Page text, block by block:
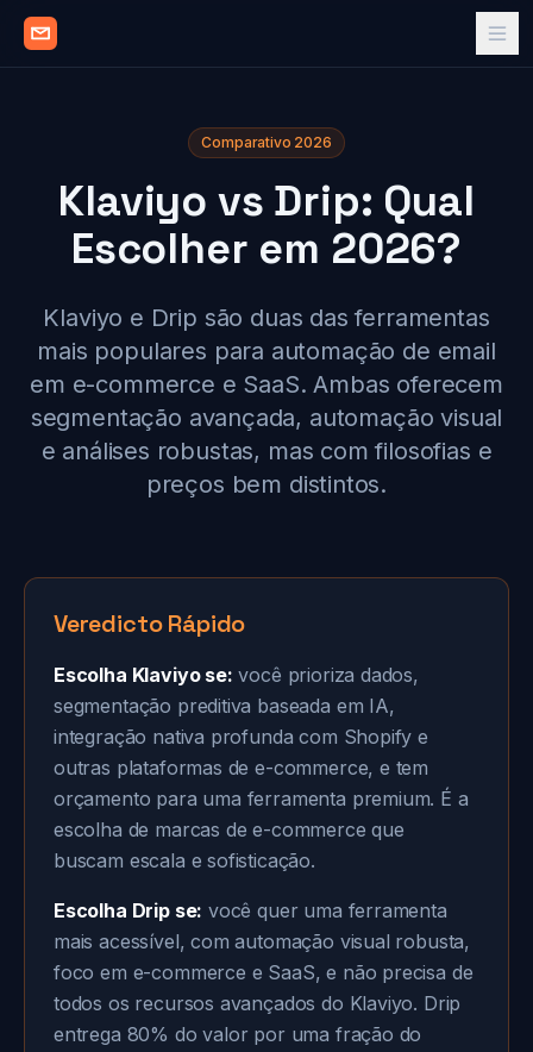
Comparativo 2026
Klaviyo vs Drip: Qual
Escolher em 2026?
Klaviyo e Drip são duas das ferramentas
mais populares para automação de email
em e-commerce e SaaS. Ambas oferecem
segmentação avançada, automação visual
e análises robustas, mas com filosofias e
preços bem distintos.
Veredicto Rápido
Escolha Klaviyo se: você prioriza dados,
segmentação preditiva baseada em IA,
integração nativa profunda com Shopify e
outras plataformas de e-commerce, e tem
orçamento para uma ferramenta premium. É a
escolha de marcas de e-commerce que
buscam escala e sofisticação.
Escolha Drip se: você quer uma ferramenta
mais acessível, com automação visual robusta,
foco em e-commerce e SaaS, e não precisa de
todos os recursos avançados do Klaviyo. Drip
entrega 80% do valor por uma fração do